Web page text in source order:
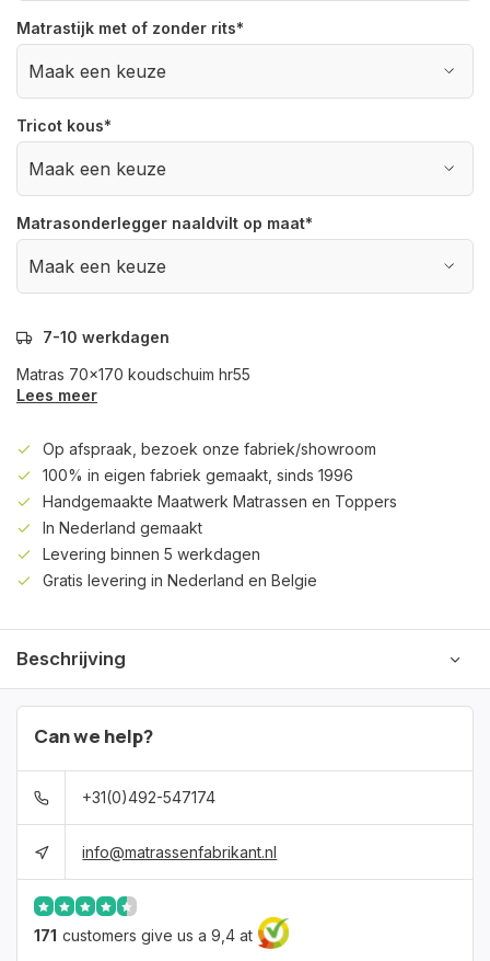
Matrastijk met of zonder rits*
Tricot kous*
Matrasonderlegger naaldvilt op maat*
7-10 werkdagen
Matras 70x170 koudschuim hr55
Lees meer
Op afspraak, bezoek onze fabriek/showroom
100% in eigen fabriek gemaakt, sinds 1996
Handgemaakte Maatwerk Matrassen en Toppers
In Nederland gemaakt
Levering binnen 5 werkdagen
Gratis levering in Nederland en Belgie
Beschrijving
Can we help?
+31(0)492-547174
info@matrassenfabrikant.nl
171 customers give us a 9,4 at